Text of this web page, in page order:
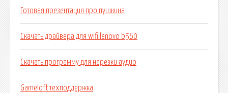
Готовая презентация про пушкина
Скачать драйвера для wifi lenovo b560
Скачать программу для нарезки аудио
Gameloft техподдержка